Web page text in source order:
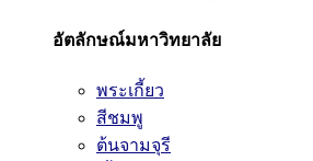
อัตลักษณ์มหาวิทยาลัย
พระเกี้ยว
สีชมพู
ต้นจามจุรี